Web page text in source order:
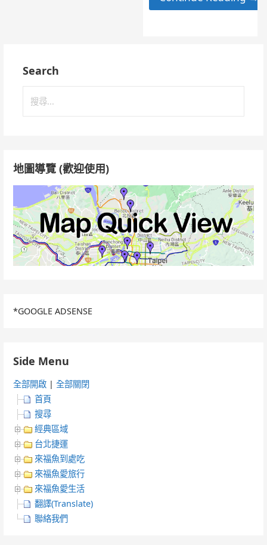
Search
地圖導覽 (歡迎使用)
*GOOGLE ADSENSE
Side Menu
全部開啟 |全部關閉
首頁
搜尋
經典區域
台北捷運
來福魚到處吃
來福魚愛旅行
來福魚愛生活
翻譯(Translate)
聯絡我們